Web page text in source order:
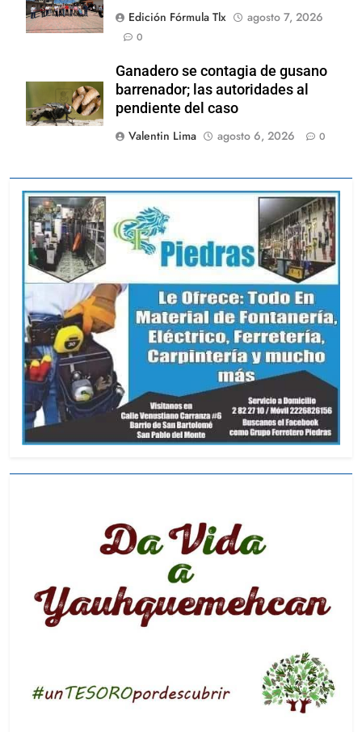
Edición Fórmula Tlx agosto 7, 2026
0
Ganadero se contagia de gusano
barrenador; las autoridades al
pendiente del caso
Valentin Lima
agosto 6, 2026 0